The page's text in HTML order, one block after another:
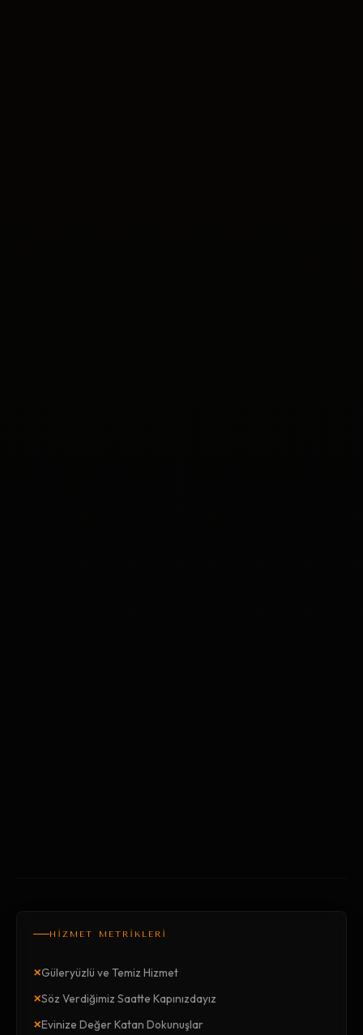
HİZMET METRİKLERİ
×Güleryüzlü ve Temiz Hizmet
×Söz Verdiğimiz Saatte Kapınızdayız
×Evinize Değer Katan Dokunuşlar